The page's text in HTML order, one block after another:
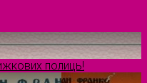
полиць!